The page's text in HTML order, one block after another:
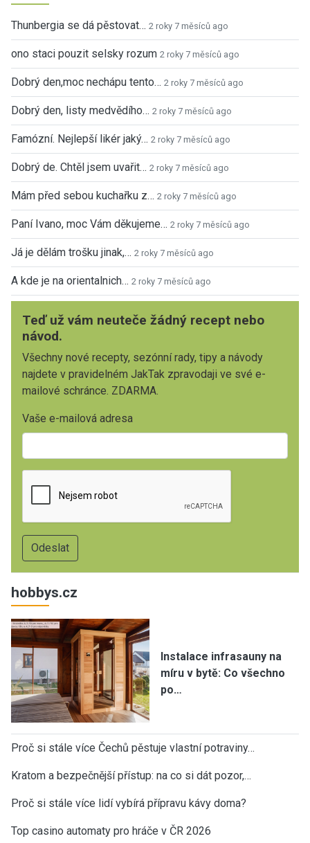
Thunbergia se dá pěstovat… 2 roky 7 měsíců ago
ono staci pouzit selsky rozum 2 roky 7 měsíců ago
Dobrý den,moc nechápu tento… 2 roky 7 měsíců ago
Dobrý den, listy medvědího… 2 roky 7 měsíců ago
Famózní. Nejlepší likér jaký… 2 roky 7 měsíců ago
Dobrý de. Chtěl jsem uvařit… 2 roky 7 měsíců ago
Mám před sebou kuchařku z… 2 roky 7 měsíců ago
Paní Ivano, moc Vám děkujeme… 2 roky 7 měsíců ago
Já je dělám trošku jinak,… 2 roky 7 měsíců ago
A kde je na orientalnich… 2 roky 7 měsíců ago
Teď už vám neuteče žádný recept nebo
návod.
Všechny nové recepty, sezónní rady, tipy a návody
najdete v pravidelném JakTak zpravodaji ve své e-
mailové schránce. ZDARMA.
Vaše e-mailová adresa
hobbys.cz
Instalace infrasauny na
míru v bytě: Co všechno
po…
Proč si stále více Čechů pěstuje vlastní potraviny…
Kratom a bezpečnější přístup: na co si dát pozor,…
Proč si stále více lidí vybírá přípravu kávy doma?
Top casino automaty pro hráče v ČR 2026